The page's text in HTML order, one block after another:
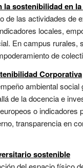
la sostenibilidad en
de las actividades de
locales,
En campus rurales,
de
Corporativa
ambiental
de la docencia e
o
transparencia en
sostenible